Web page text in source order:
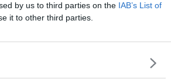
by us to third parties on the IAB’s List of
it to other third parties.
dal Basket Ponsacco
Matteo Vitullo , oltre al
successi contro i